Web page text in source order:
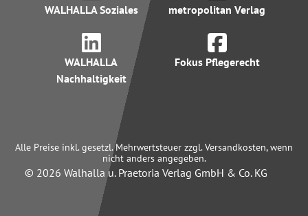
WALHALLA Soziales metropolitan Verlag
WALHALLA
Nachhaltigkeit
Fokus Pflegerecht
Alle Preise inkl. gesetzl. Mehrwertsteuer zzgl. Versandkosten, wenn
nicht anders angegeben.
© 2026 Walhalla u. Praetoria Verlag GmbH & Co. KG